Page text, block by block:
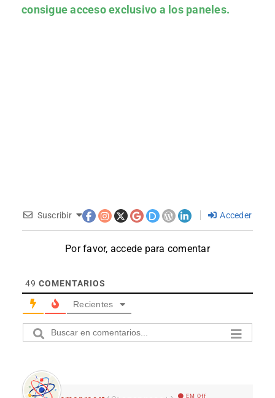
consigue acceso exclusivo a los paneles.
Suscribir Acceder
Por favor, accede para comentar
49 COMENTARIOS
Recientes
EM Off